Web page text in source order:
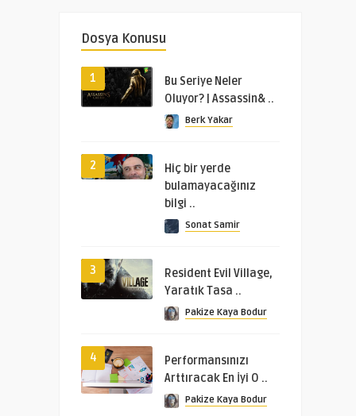
Dosya Konusu
1
Bu Seriye Neler
Oluyor? | Assassin& ..
Berk Yakar
2
Hiç bir yerde
bulamayacağınız
bilgi ..
Sonat Samir
3
Resident Evil Village,
Yaratık Tasa ..
Pakize Kaya Bodur
4
Performansınızı
Arttıracak En İyi O ..
Pakize Kaya Bodur